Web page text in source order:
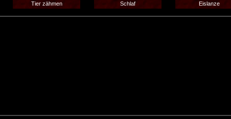
Tier zähmen Schlaf Eislanze